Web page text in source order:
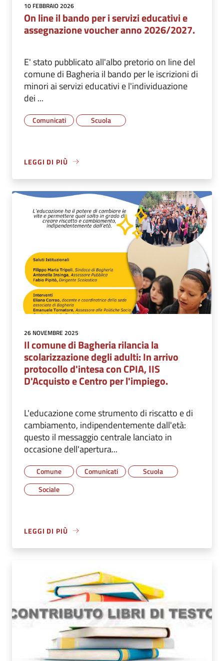
10 FEBBRAIO 2026
On line il bando per i servizi educativi e
assegnazione voucher anno 2026/2027.
E' stato pubblicato all'albo pretorio on line del
comune di Bagheria il bando per le iscrizioni di
minori ai servizi educativi e l'individuazione
dei ...
Comunicati Scuola
LEGGI DI PIÙ
26 NOVEMBRE 2025
Il comune di Bagheria rilancia la
scolarizzazione degli adulti: In arrivo
protocollo d'intesa con CPIA, IIS
D'Acquisto e Centro per l'impiego.
L'educazione come strumento di riscatto e di
cambiamento, indipendentemente dall'età:
questo il messaggio centrale lanciato in
occasione dell'apertura...
Comune Comunicati
Scuola
Sociale
LEGGI DI PIÙ